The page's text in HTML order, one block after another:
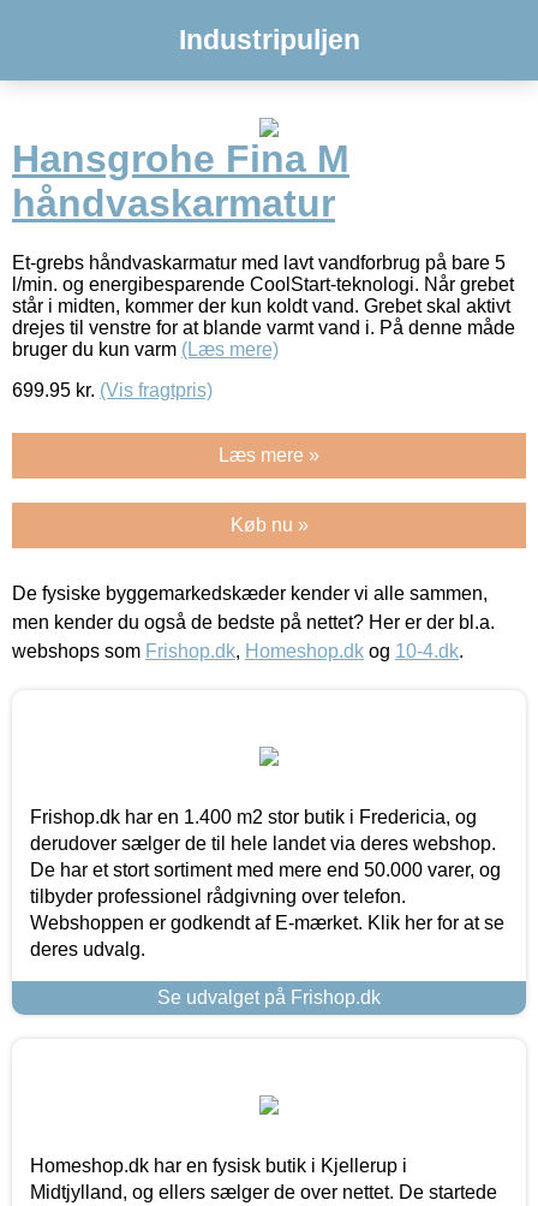
Industripuljen
Hansgrohe Fina M
håndvaskarmatur
Et-grebs håndvaskarmatur med lavt vandforbrug på bare 5
l/min. og energibesparende CoolStart-teknologi. Når grebet
står i midten, kommer der kun koldt vand. Grebet skal aktivt
drejes til venstre for at blande varmt vand i. På denne måde
bruger du kun varm (Læs mere)
699.95 kr. (Vis fragtpris)
Læs mere »
Køb nu »
De fysiske byggemarkedskæder kender vi alle sammen,
men kender du også de bedste på nettet? Her er der bl.a.
webshops som Frishop.dk, Homeshop.dk og 10-4.dk.
Frishop.dk har en 1.400 m2 stor butik i Fredericia, og
derudover sælger de til hele landet via deres webshop.
De har et stort sortiment med mere end 50.000 varer, og
tilbyder professionel rådgivning over telefon.
Webshoppen er godkendt af E-mærket. Klik her for at se
deres udvalg.
Se udvalget på Frishop.dk
Homeshop.dk har en fysisk butik i Kjellerup i
Midtjylland, og ellers sælger de over nettet. De startede